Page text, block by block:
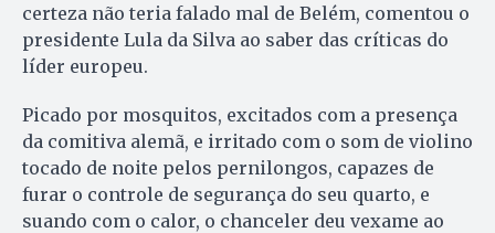
certeza não teria falado mal de Belém, comentou o
presidente Lula da Silva ao saber das críticas do
líder europeu.
Picado por mosquitos, excitados com a presença
da comitiva alemã, e irritado com o som de violino
tocado de noite pelos pernilongos, capazes de
furar o controle de segurança do seu quarto, e
suando com o calor, o chanceler deu vexame ao